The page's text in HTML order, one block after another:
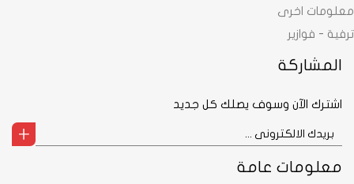
معلومات عامة
معلومات اخرى
ترفية - فوازير
المشاركة
اشترك الآن وسوف يصلك كل جديد